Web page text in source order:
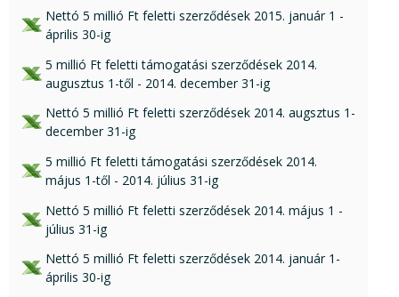
xls csatolmány:
Nettó 5 millió Ft feletti szerződések 2015. január 1 -
április 30-ig
xls csatolmány:
5 millió Ft feletti támogatási szerződések 2014.
augusztus 1-től - 2014. december 31-ig
xls csatolmány:
Nettó 5 millió Ft feletti szerződések 2014. augsztus 1-
december 31-ig
xls csatolmány:
5 millió Ft feletti támogatási szerződések 2014.
május 1-től - 2014. július 31-ig
xls csatolmány:
Nettó 5 millió Ft feletti szerződések 2014. május 1 -
július 31-ig
xls csatolmány:
Nettó 5 millió Ft feletti szerződések 2014. január 1-
április 30-ig